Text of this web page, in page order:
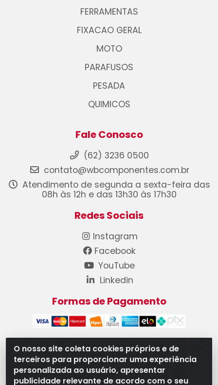
O nosso site coleta cookies próprios e de
terceiros para proporcionar uma experiência
personalizada ao usuário, apresentar
publicidade relevante de acordo com o seu
FERRAMENTAS
FIXACAO GERAL
MOTO
PARAFUSOS
PESADA
QUIMICOS
Fale Conosco
(62) 3236 0500
contato@wbcomponentes.com.br
Atendimento de segunda a sexta-feira das
08h às 12h e das 13h30 às 17h30
Redes Sociais
Instagram
Facebook
YouTube
Linkedin
Formas de Pagamento
WB Componentes Automotivos LTDA - CNPJ
08.528.393/0001-12 - Rua do Níquel, 667 - Parque
Oeste Industrial, Goiânia/GO - CEP 74375-660